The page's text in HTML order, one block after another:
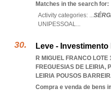
Matches in the search for:
Activity categories: ...
UNIPESSOAL...
Leve -
R MIGUEL FRANCO
FREGUESIAS DE LEIRIA,
LEIRIA POUSOS
Compra e venda de bens